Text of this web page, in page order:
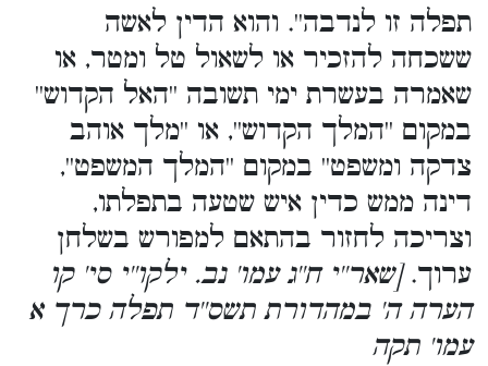
תפלה זו לנדבה''. והוא הדין לאשה
ששכחה להזכיר או לשאול טל ומטר, או
שאמרה בעשרת ימי תשובה ''האל הקדוש''
במקום ''המלך הקדוש'', או ''מלך אוהב
צדקה ומשפט'' במקום ''המלך המשפט'',
דינה ממש כדין איש שטעה בתפלתו,
וצריכה לחזור בהתאם למפורש בשלחן
ערוך.[שאר''י ח''ג עמו' נב. ילקו''י סי' קו
הערה ה' במהדורת תשס''ד תפלה כרך א
עמו' תקה